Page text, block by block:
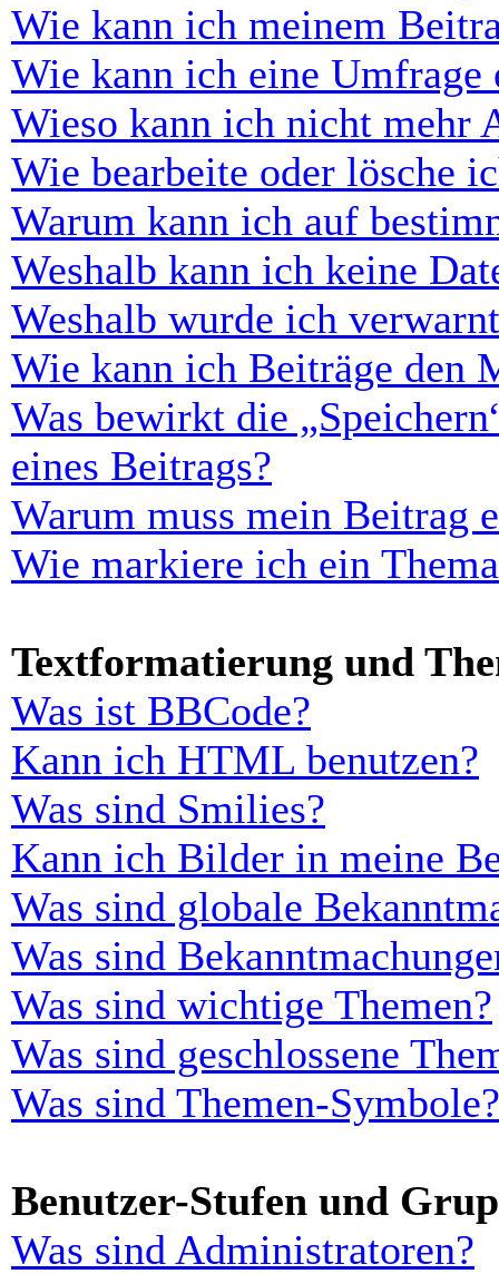
Wie kann ich meinem
Wie kann ich eine Umfrage
Wieso kann ich nicht mehr
Wie bearbeite oder lösche
Warum kann ich auf
Weshalb kann ich keine
Weshalb wurde ich
Wie kann ich Beiträge den
Was bewirkt die
eines Beitrags?
Warum muss mein Beitrag
Wie markiere ich ein
Textformatierung und
Was ist BBCode?
Kann ich HTML benutzen?
Was sind Smilies?
Kann ich Bilder in meine
Was sind globale
Was sind
Was sind wichtige Themen?
Was sind geschlossene
Was sind Themen-Symbole?
Benutzer-Stufen und
Was sind Administratoren?